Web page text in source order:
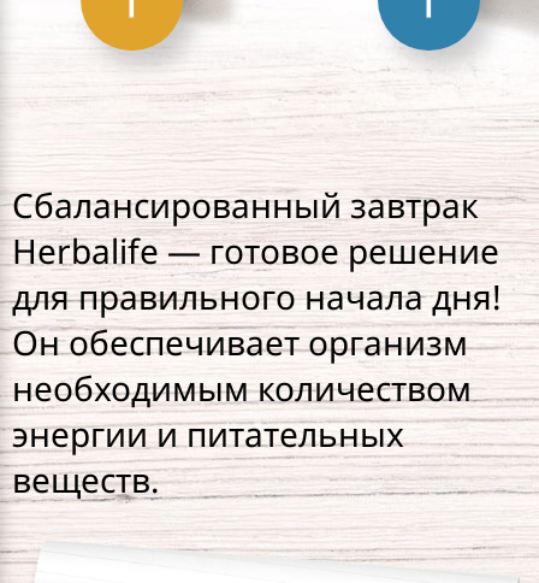
Сбалансированный завтрак
Herbalife — готовое решение
для правильного начала дня!
Он обеспечивает организм
необходимым количеством
энергии и питательных
веществ.